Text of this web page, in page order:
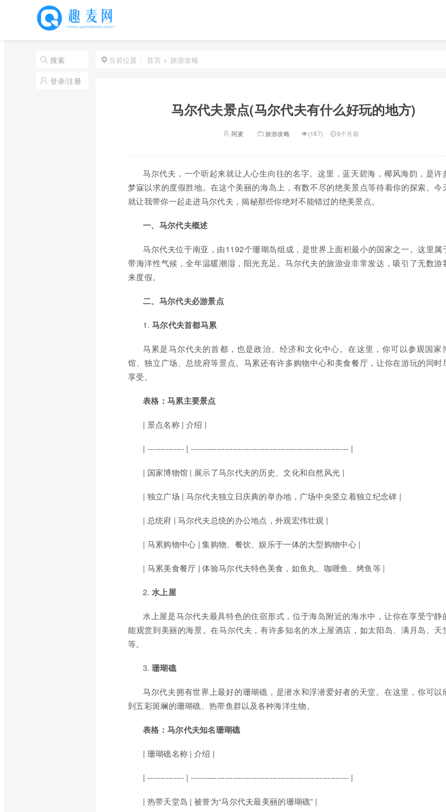
搜索
登录/注册
当前位置： 首页 > 旅游攻略
马尔代夫景点(马尔代夫有什么好玩的地方)
阿麦 旅游攻略 (187) 9个月前
马尔代夫，一个听起来就让人心生向往的名字。这里，蓝天碧海，椰风海韵，是许
梦寐以求的度假胜地。在这个美丽的海岛上，有数不尽的绝美景点等待着你的探索。今
就让我带你一起走进马尔代夫，揭秘那些你绝对不能错过的绝美景点。
一、马尔代夫概述
马尔代夫位于南亚，由1192个珊瑚岛组成，是世界上面积最小的国家之一。这里属
带海洋性气候，全年温暖潮湿，阳光充足。马尔代夫的旅游业非常发达，吸引了无数游
来度假。
二、马尔代夫必游景点
1. 马尔代夫首都马累
马累是马尔代夫的首都，也是政治、经济和文化中心。在这里，你可以参观国家
馆、独立广场、总统府等景点。马累还有许多购物中心和美食餐厅，让你在游玩的同时
享受。
表格：马累主要景点
| 景点名称 | 介绍 |
| -------------- | ------------------------------------------------------------ |
| 国家博物馆 | 展示了马尔代夫的历史、文化和自然风光 |
| 独立广场 | 马尔代夫独立日庆典的举办地，广场中央竖立着独立纪念碑 |
| 总统府 | 马尔代夫总统的办公地点，外观宏伟壮观 |
| 马累购物中心 | 集购物、餐饮、娱乐于一体的大型购物中心 |
| 马累美食餐厅 | 体验马尔代夫特色美食，如鱼丸、咖喱鱼、烤鱼等 |
2. 水上屋
水上屋是马尔代夫最具特色的住宿形式，位于海岛附近的海水中，让你在享受宁静
能观赏到美丽的海景。在马尔代夫，有许多知名的水上屋酒店，如太阳岛、满月岛、天
等。
3. 珊瑚礁
马尔代夫拥有世界上最好的珊瑚礁，是潜水和浮潜爱好者的天堂。在这里，你可以
到五彩斑斓的珊瑚礁、热带鱼群以及各种海洋生物。
表格：马尔代夫知名珊瑚礁
| 珊瑚礁名称 | 介绍 |
| -------------- | ------------------------------------------------------------ |
| 热带天堂岛 | 被誉为“马尔代夫最美丽的珊瑚礁” |